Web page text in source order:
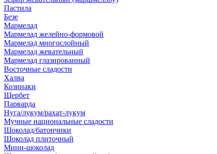
Пастила
Безе
Мармелад
Мармелад желейно-формовой
Мармелад многослойный
Мармелад жевательный
Мармелад глазированный
Восточные сладости
Халва
Козинаки
Щербет
Парварда
Нуга/лукум/рахат-лукум
Мучные национальные сладости
Шоколад/батончики
Шоколад плиточный
Мини-шоколад